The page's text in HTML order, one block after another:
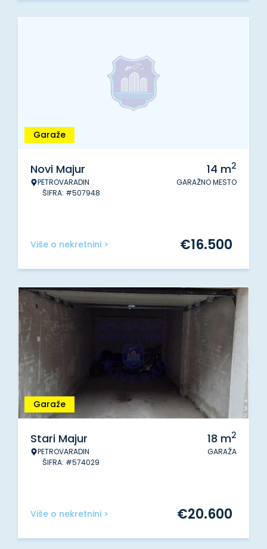
Garaže
Novi Majur
PETROVARADIN
ŠIFRA: #507948
14 m2
GARAŽNO MESTO
Više o nekretnini > €16.500
Garaže
Stari Majur
PETROVARADIN
ŠIFRA: #574029
18 m2
GARAŽA
Više o nekretnini > €20.600